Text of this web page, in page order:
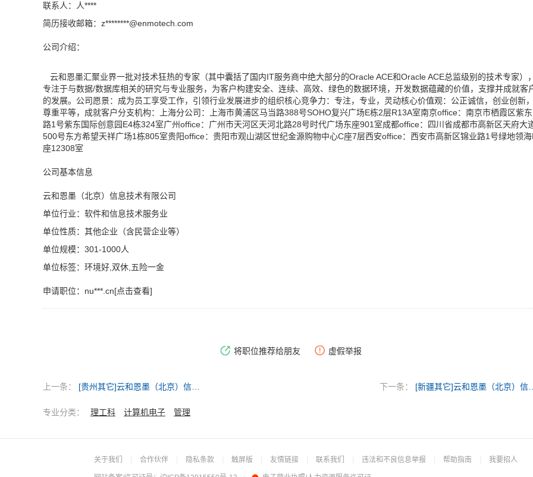
联系人：人****
简历接收邮箱：z********@enmotech.com
公司介绍：
云和恩墨汇聚业界一批对技术狂热的专家（其中囊括了国内IT服务商中绝大部分的Oracle ACE和Oracle ACE总监级别的技术专家），
专注于与数据/数据库相关的研究与专业服务，为客户构建安全、连续、高效、绿色的数据环境，开发数据蕴藏的价值，支撑并成就客
的发展。公司愿景：成为员工享受工作，引领行业发展进步的组织核心竞争力：专注，专业，灵动核心价值观：公正诚信，创业创新，
尊重平等，成就客户分支机构：上海分公司：上海市黄浦区马当路388号SOHO复兴广场E栋2层R13A室南京office：南京市栖霞区紫东
路1号紫东国际创意园E4栋324室广州office：广州市天河区天河北路28号时代广场东座901室成都office：四川省成都市高新区天府大
500号东方希望天祥广场1栋805室贵阳office：贵阳市观山湖区世纪金源购物中心C座7层西安office：西安市高新区锦业路1号绿地领
座12308室
公司基本信息
云和恩墨（北京）信息技术有限公司
单位行业：软件和信息技术服务业
单位性质：其他企业（含民营企业等）
单位规模：301-1000人
单位标签：环境好,双休,五险一金
申请职位： nu***.cn[点击查看]
将职位推荐给朋友 虚假举报
上一条： 下一条： [新疆其它]云和恩墨（北京）信息技术有限公司
专业分类： 理工科 计算机电子 管理
关于我们 合作伙伴 隐私条款 触屏版 友情链接 联系我们 违法和不良信息举报 帮助指南 我要招人